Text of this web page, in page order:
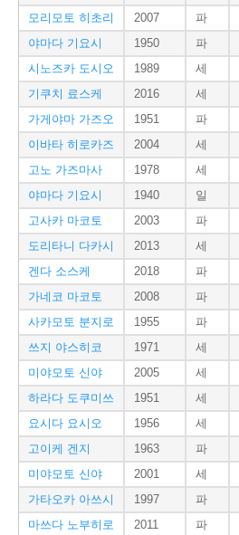
모리모토 히초리
2007 파
야마다 기요시
1950 파
시노즈카 도시오
1989 세
기쿠치 료스케
2016 세
가게야마 가즈오
1951 파
이바타 히로카즈
2004 세
고노 가즈마사
1978 세
야마다 기요시
1940 일
고사카 마코토
2003 파
도리타니 다카시
2013 세
겐다 소스케
2018 파
가네코 마코토
2008 파
사카모토 분지로
1955 파
쓰지 야스히코
1971 세
미야모토 신야
2005 세
하라다 도쿠미쓰
1951 세
요시다 요시오
1956 세
고이케 겐지
1963 파
미야모토 신야
2001 세
가타오카 아쓰시
1997 파
마쓰다 노부히로
2011 파